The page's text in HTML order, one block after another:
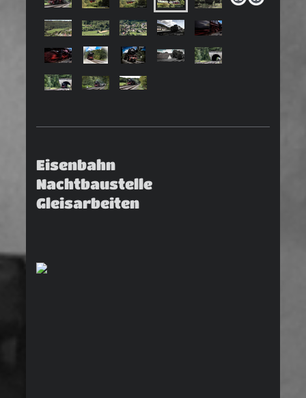
Eisenbahn
Nachtbaustelle
Gleisarbeiten